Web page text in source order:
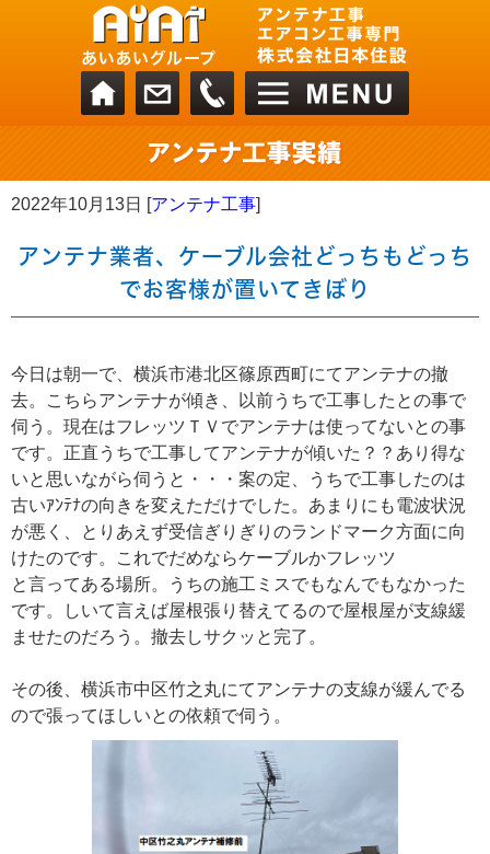
2022年10月13日 [アンテナ工事]
アンテナ業者、ケーブル会社どっちもどっち
でお客様が置いてきぼり
今日は朝一で、横浜市港北区篠原西町にてアンテナの撤
去。こちらアンテナが傾き、以前うちで工事したとの事で
伺う。現在はフレッツＴＶでアンテナは使ってないとの事
です。正直うちで工事してアンテナが傾いた？？あり得な
いと思いながら伺うと・・・案の定、うちで工事したのは
古いｱﾝﾃﾅの向きを変えただけでした。あまりにも電波状況
が悪く、とりあえず受信ぎりぎりのランドマーク方面に向
けたのです。これでだめならケーブルかフレッツ
と言ってある場所。うちの施工ミスでもなんでもなかった
です。しいて言えば屋根張り替えてるので屋根屋が支線緩
ませたのだろう。撤去しサクッと完了。
その後、横浜市中区竹之丸にてアンテナの支線が緩んでる
ので張ってほしいとの依頼で伺う。